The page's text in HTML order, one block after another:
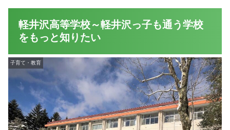
軽井沢高等学校～軽井沢っ子も通う学校
をもっと知りたい
子育て・教育